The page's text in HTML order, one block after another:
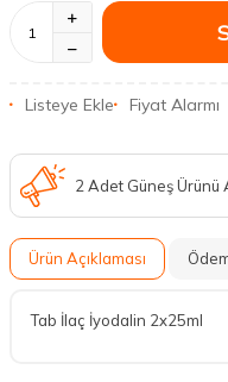
Listeye Ekle Fiyat Alarmı
2 Adet Güneş Ürünü
Ürün Açıklaması
Tab İlaç İyodalin 2x25ml